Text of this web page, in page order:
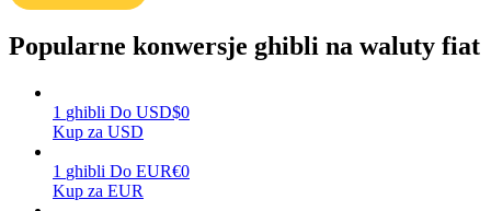
Dowiedz się, jak zachować rentowność
Zarabiać
Popularne konwersje ghibli na waluty fiat
1 ghibli Do USD$0
Kup za USD
1 ghibli Do EUR€0
Kup za EUR